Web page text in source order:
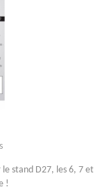
stand D27, les 6, 7 et
!